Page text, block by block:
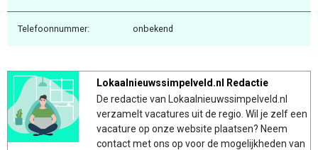
Telefoonnummer: onbekend
Lokaalnieuwssimpelveld.nl Redactie
De redactie van Lokaalnieuwssimpelveld.nl
verzamelt vacatures uit de regio. Wil je zelf een
vacature op onze website plaatsen? Neem
contact met ons op voor de mogelijkheden van